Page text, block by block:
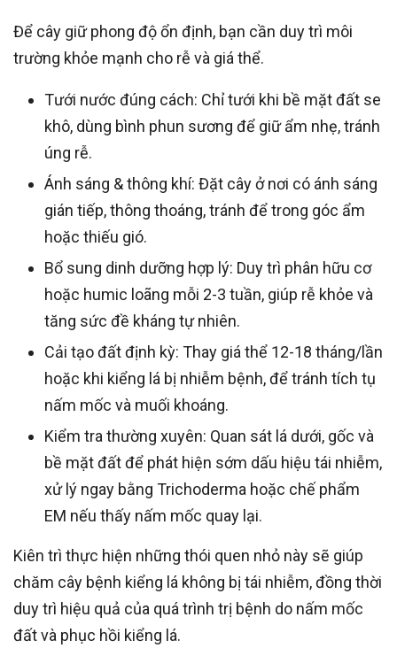
Để cây giữ phong độ ổn định, bạn cần duy trì môi
trường khỏe mạnh cho rễ và giá thể.
Tưới nước đúng cách: Chỉ tưới khi bề mặt đất se
khô, dùng bình phun sương để giữ ẩm nhẹ, tránh
úng rễ.
Ánh sáng & thông khí: Đặt cây ở nơi có ánh sáng
gián tiếp, thông thoáng, tránh để trong góc ẩm
hoặc thiếu gió.
Bổ sung dinh dưỡng hợp lý: Duy trì phân hữu cơ
hoặc humic loãng mỗi 2-3 tuần, giúp rễ khỏe và
tăng sức đề kháng tự nhiên.
Cải tạo đất định kỳ: Thay giá thể 12-18 tháng/lần
hoặc khi kiểng lá bị nhiễm bệnh, để tránh tích tụ
nấm mốc và muối khoáng.
Kiểm tra thường xuyên: Quan sát lá dưới, gốc và
bề mặt đất để phát hiện sớm dấu hiệu tái nhiễm,
xử lý ngay bằng Trichoderma hoặc chế phẩm
EM nếu thấy nấm mốc quay lại.
Kiên trì thực hiện những thói quen nhỏ này sẽ giúp
chăm cây bệnh kiểng lá không bị tái nhiễm, đồng thời
duy trì hiệu quả của quá trình trị bệnh do nấm mốc
đất và phục hồi kiểng lá.